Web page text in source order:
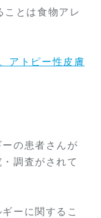
とは食物アレ
アトピー性皮膚
の患者さんが
調査がされて
ーに関するこ